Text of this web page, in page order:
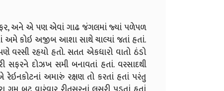
અને એ પણ એવાં ગાઢ જંગલમાં જ્યાં પળેપળ
અમે કોઇ અજીબ આશા સાથે ચાલ્યાં જતાં હતાં.
વરસી રહયો હતો. સતત એકધારો વાતો ઠંડો
દોઝખ સમી બનાવતાં હતાં. વરસાદથી
અમારું રક્ષણ તો કરતાં હતાં પરંતુ